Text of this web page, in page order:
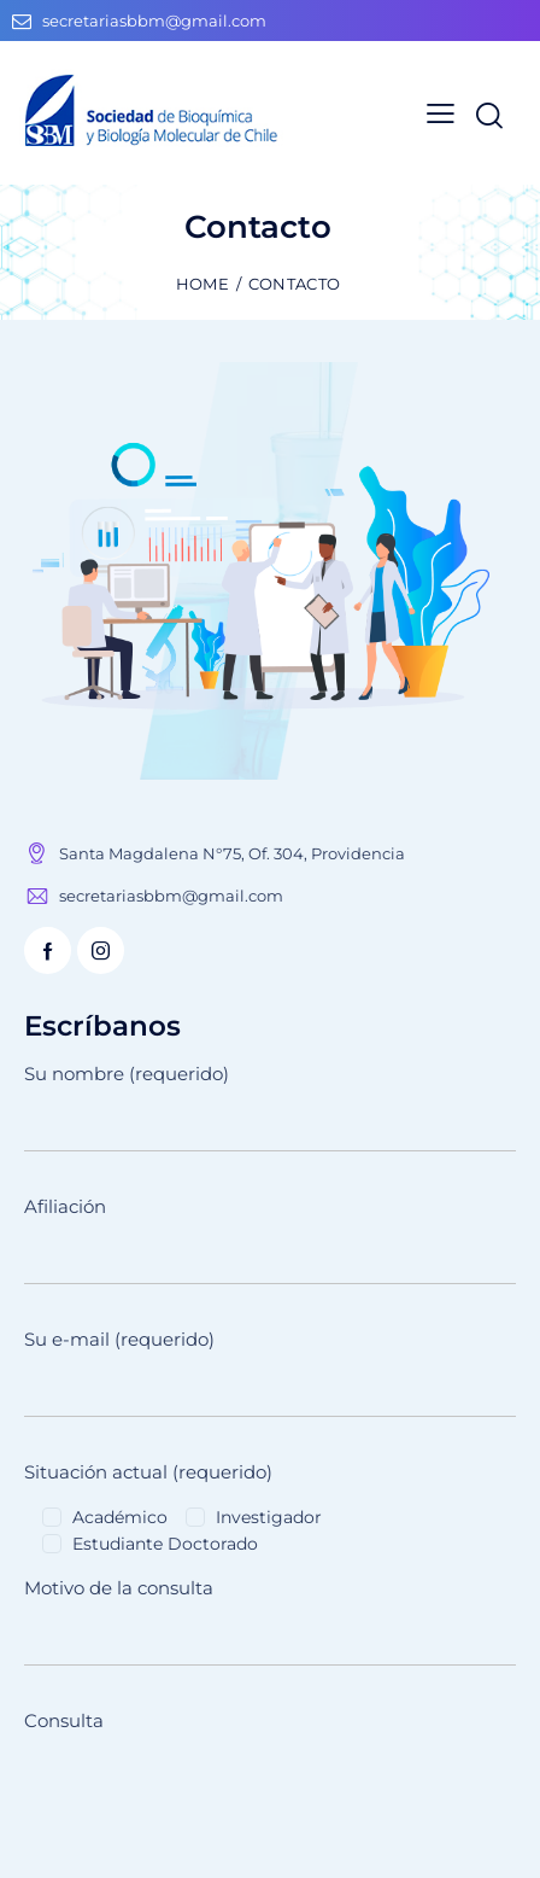
secretariasbbm@gmail.com
Contacto
HOME CONTACTO
Santa Magdalena N°75, Of. 304, Providencia
secretariasbbm@gmail.com
Escríbanos
Su nombre (requerido)
Afiliación
Su e-mail (requerido)
Situación actual (requerido)
Académico
Investigador
Estudiante Doctorado
Motivo de la consulta
Consulta